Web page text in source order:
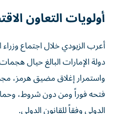
أولويات التعاون
أعرب الزيودي خلال اجتماع
دولة الإمارات البالغ حيال
واستمرار إغلاق مضيق هرمز،
فتحه فوراً ومن دون شروط،